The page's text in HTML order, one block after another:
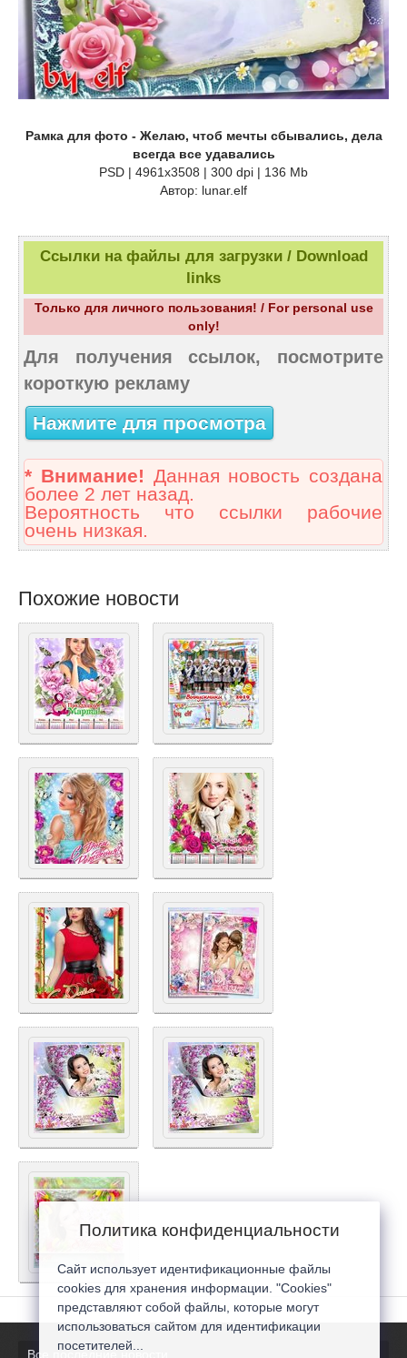
Рамка для фото - Желаю, чтоб мечты сбывались, дела
всегда все удавались
PSD | 4961х3508 | 300 dpi | 136 Mb
Автор: lunar.elf
Ссылки на файлы для загрузки / Download
links
Только для личного пользования! / For personal use
only!
Для получения ссылок, посмотрите
короткую рекламу
Нажмите для просмотра
* Внимание! Данная новость создана
более 2 лет назад.
Вероятность что ссылки рабочие
очень низкая.
Похожие новости
Все последние новости
Политика конфиденциальности
Сайт использует идентификационные файлы
cookies для хранения информации. "Cookies"
представляют собой файлы, которые могут
использоваться сайтом для идентификации
посетителей...